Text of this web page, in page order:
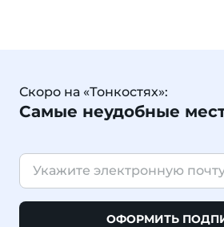
Скоро на «Тонкостях»:
Самые неудобные
ОФОРМИТЬ